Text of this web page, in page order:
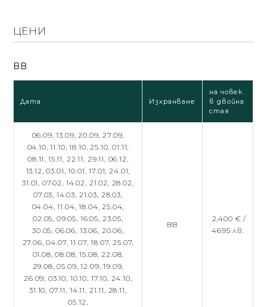
ЦЕНИ
BB
Дата Изхранване
на човек
в двойна
стая
06.09,13.09,20.09,27.09,
04.10,11.10,18.10,25.10,01.11,
08.11, 15.11, 22.11, 29.11, 06.12,
13.12,03.01,10.01,17.01,24.01,
31.01, 07.02, 14.02, 21.02, 28.02,
07.03, 14.03, 21.03, 28.03,
04.04,11.04,18.04,25.04,
02.05, 09.05, 16.05, 23.05,
30.05, 06.06, 13.06, 20.06,
27.06,04.07,11.07,18.07,25.07,
01.08,08.08,15.08,22.08,
29.08,05.09,12.09,19.09,
26.09, 03.10, 10.10, 17.10, 24.10,
31.10, 07.11, 14.11, 21.11, 28.11,
05.12,
BB
2,400 € /
4695 лв.